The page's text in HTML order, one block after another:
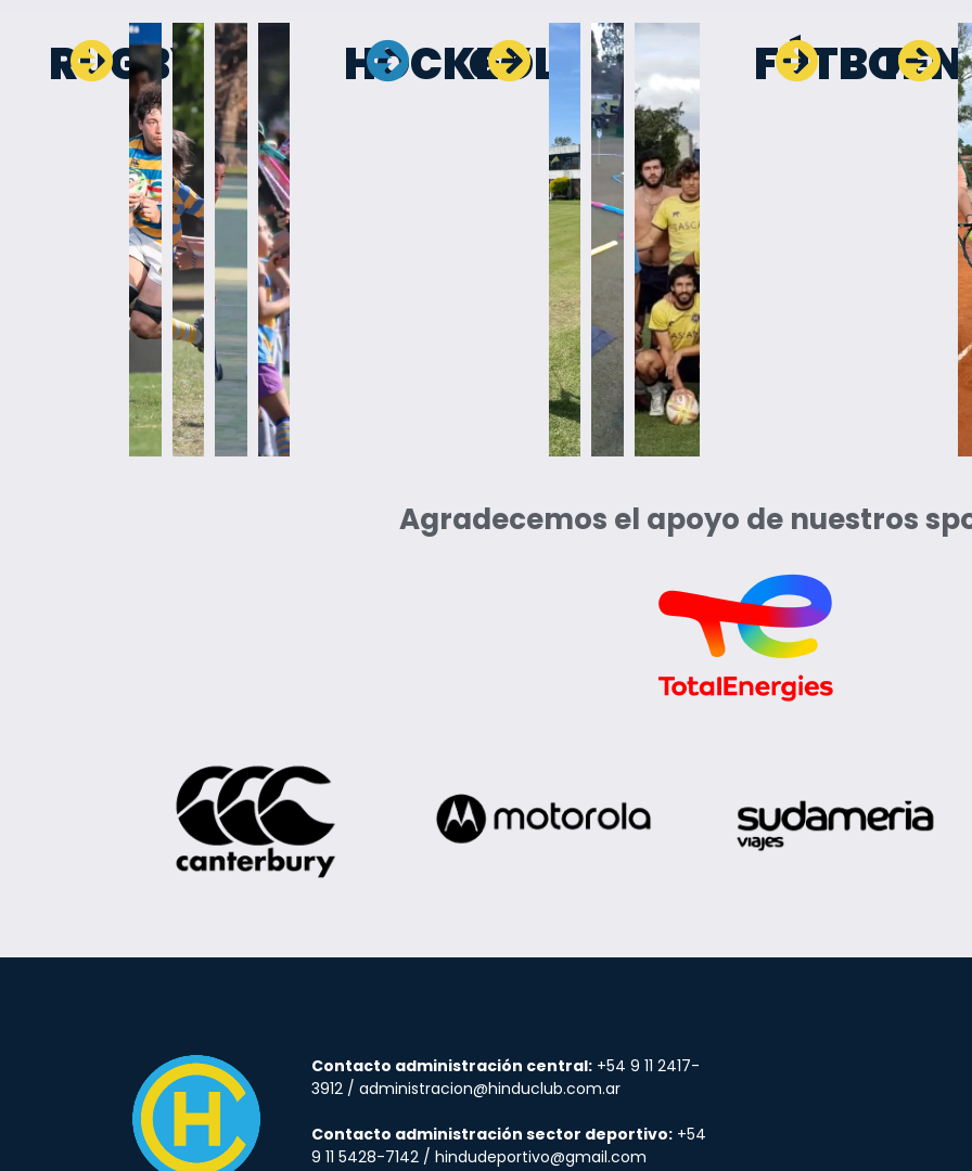
RUGBY HOCKEY
GOLF FÚTBOL
Agradecemos el apoyo de nuestros
Contacto administración central: +54 9 11 2417-
3912 / administracion@hinduclub.com.ar
Contacto administración sector deportivo: +54
9 11 5428-7142 / hindudeportivo@gmail.com